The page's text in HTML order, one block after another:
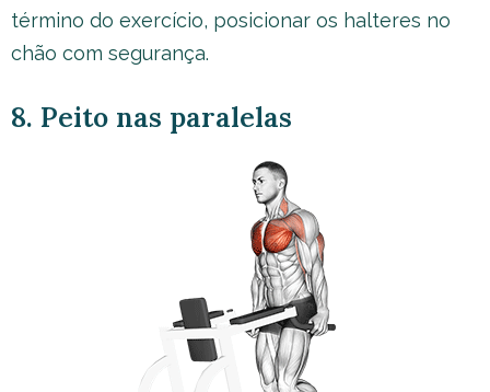
término do exercício, posicionar os halteres no
chão com segurança.
8. Peito nas paralelas